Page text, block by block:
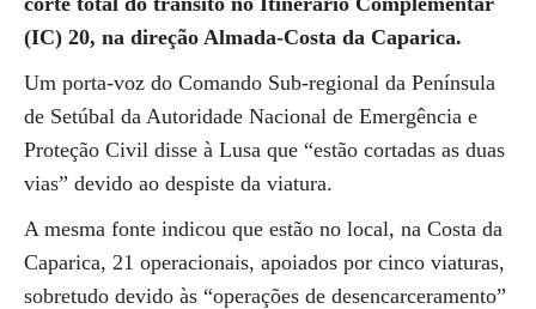
(IC) 20, na direção Almada-Costa da Caparica.
Um porta-voz do Comando Sub-regional da Península
de Setúbal da Autoridade Nacional de Emergência e
Proteção Civil disse à Lusa que “estão cortadas as duas
vias” devido ao despiste da viatura.
A mesma fonte indicou que estão no local, na Costa da
Caparica, 21 operacionais, apoiados por cinco viaturas,
sobretudo devido às “operações de desencarceramento”